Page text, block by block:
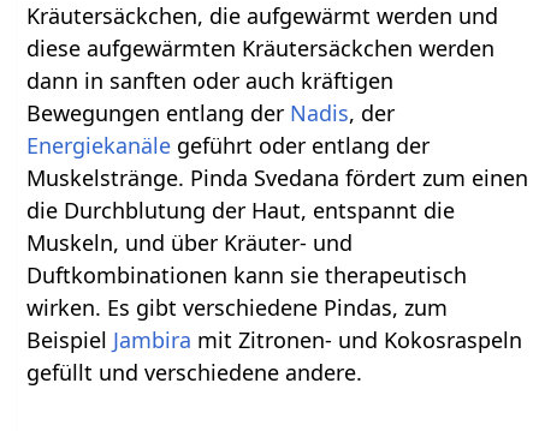
Kräutersäckchen, die aufgewärmt werden und
diese aufgewärmten Kräutersäckchen werden
dann in sanften oder auch kräftigen
Bewegungen entlang der Nadis, der
Energiekanäle geführt oder entlang der
Muskelstränge. Pinda Svedana fördert zum einen
die Durchblutung der Haut, entspannt die
Muskeln, und über Kräuter- und
Duftkombinationen kann sie therapeutisch
wirken. Es gibt verschiedene Pindas, zum
Beispiel Jambira mit Zitronen- und Kokosraspeln
gefüllt und verschiedene andere.